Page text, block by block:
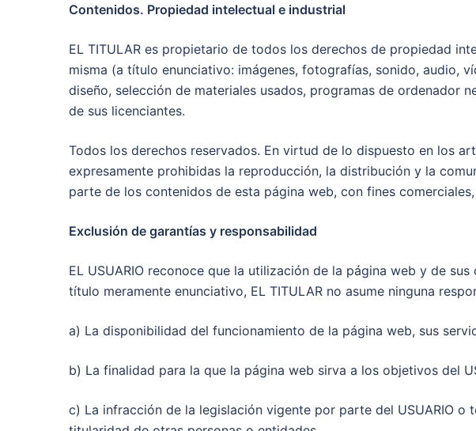
Contenidos. Propiedad intelectual e industrial
EL TITULAR es propietario de todos los derechos de propiedad
misma (a título enunciativo: imágenes, fotografías, sonido, audio,
diseño, selección de materiales usados, programas de ordenador
de sus licenciantes.
Todos los derechos reservados. En virtud de lo dispuesto en los
expresamente prohibidas la reproducción, la distribución y la
parte de los contenidos de esta página web, con fines
Exclusión de garantías y responsabilidad
EL USUARIO reconoce que la utilización de la página web y de
título meramente enunciativo, EL TITULAR no asume ninguna
a) La disponibilidad del funcionamiento de la página web, sus
b) La finalidad para la que la página web sirva a los objetivos del
c) La infracción de la legislación vigente por parte del USUARIO